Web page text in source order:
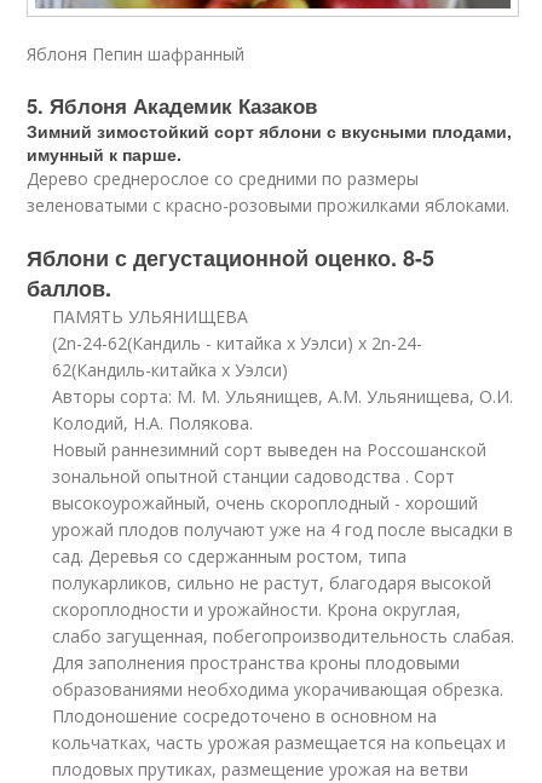
Яблоня Пепин шафранный
5. Яблоня Академик Казаков
Зимний зимостойкий сорт яблони с вкусными плодами,
имунный к парше.
Дерево среднерослое со средними по размеры
зеленоватыми с красно-розовыми прожилками яблоками.
Яблони с дегустационной оценко. 8-5
баллов.
ПАМЯТЬ УЛЬЯНИЩЕВА
(2n-24-62(Кандиль - китайка х Уэлси) х 2n-24-
62(Кандиль-китайка х Уэлси)
Авторы сорта: М. М. Ульянищев, А.М. Ульянищева, О.И.
Колодий, Н.А. Полякова.
Новый раннезимний сорт выведен на Россошанской
зональной опытной станции садоводства . Сорт
высокоурожайный, очень скороплодный - хороший
урожай плодов получают уже на 4 год после высадки в
сад. Деревья со сдержанным ростом, типа
полукарликов, сильно не растут, благодаря высокой
скороплодности и урожайности. Крона округлая,
слабо загущенная, побегопроизводительность слабая.
Для заполнения пространства кроны плодовыми
образованиями необходима укорачивающая обрезка.
Плодоношение сосредоточено в основном на
кольчатках, часть урожая размещается на копьецах и
плодовых прутиках, размещение урожая на ветви